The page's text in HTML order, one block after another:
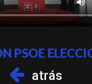
PSOE
atrás